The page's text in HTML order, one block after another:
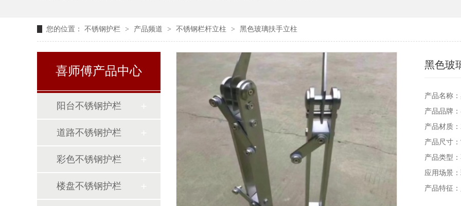
您的位置： 不锈钢护栏 > 产品频道 > 不锈钢栏杆立柱 > 黑色玻璃扶手立柱
黑色玻
产品名称
产品品牌
产品材质
产品尺寸
产品类型
应用场景
产品特征
喜师傅产品中心
阳台不锈钢护栏
道路不锈钢护栏
彩色不锈钢护栏
楼盘不锈钢护栏